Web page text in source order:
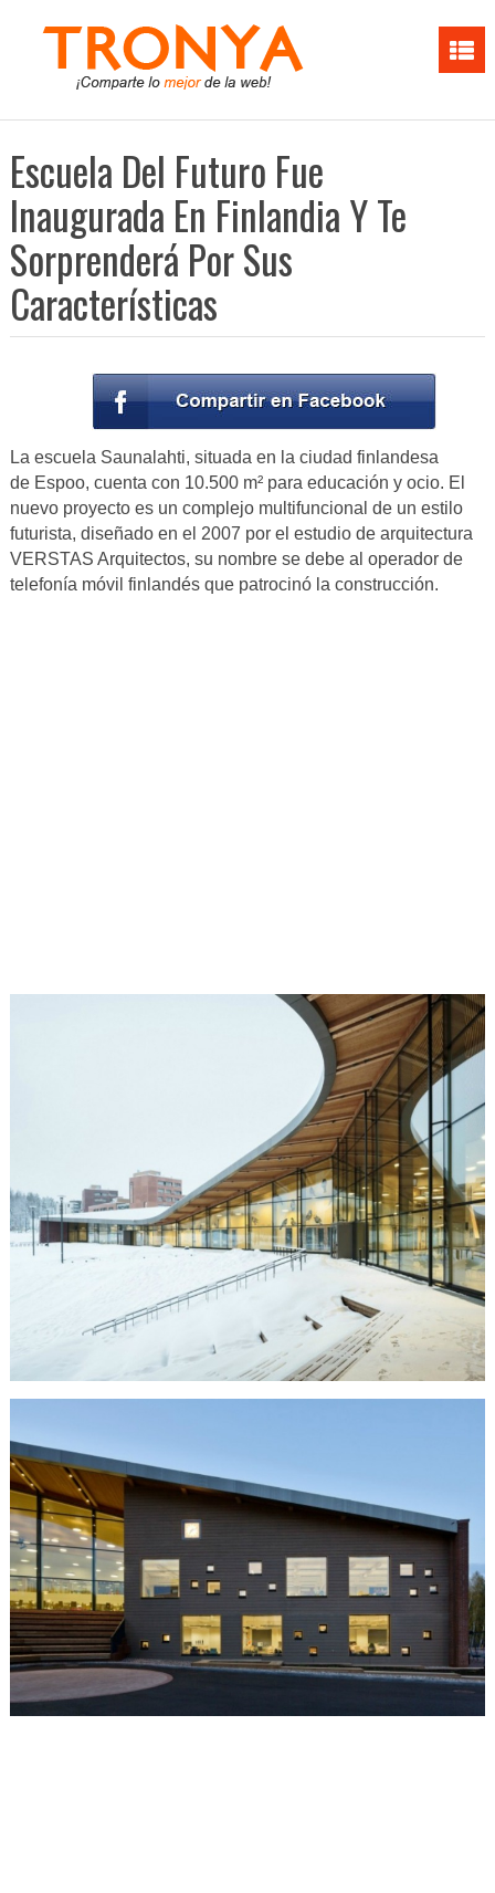
Escuela Del Futuro Fue
Inaugurada En Finlandia Y Te
Sorprenderá Por Sus
Características
La escuela Saunalahti, situada en la ciudad finlandesa
de Espoo, cuenta con 10.500 m² para educación y ocio. El
nuevo proyecto es un complejo multifuncional de un estilo
futurista, diseñado en el 2007 por el estudio de arquitectura
VERSTAS Arquitectos, su nombre se debe al operador de
telefonía móvil finlandés que patrocinó la construcción.